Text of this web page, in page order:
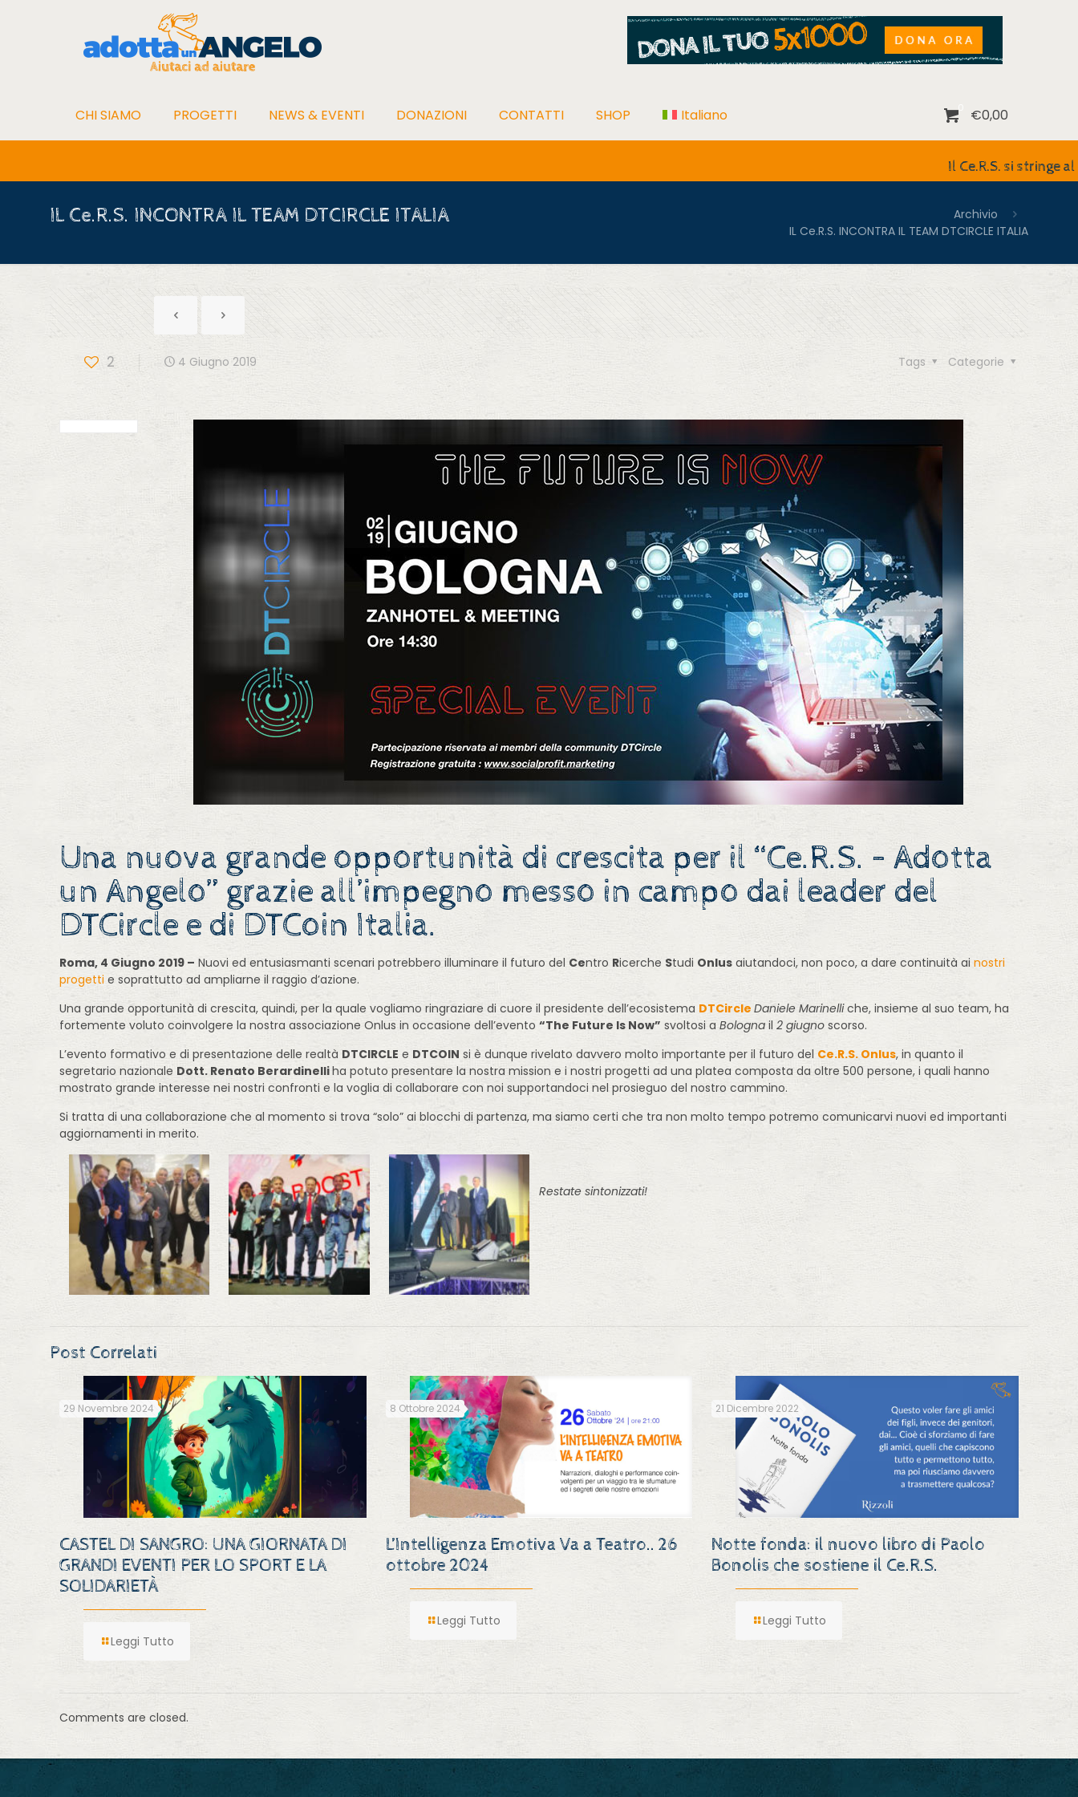
CHI SIAMO PROGETTI NEWS & EVENTI DONAZIONI CONTATTI SHOP Italiano 0 €0,00
Il Ce.R.S. si stringe al Dr.
IL Ce.R.S. INCONTRA IL TEAM DTCIRCLE ITALIA
Archivio
IL Ce.R.S. INCONTRA IL TEAM DTCIRCLE ITALIA
2 4 Giugno 2019 Categorie
Tags
Una nuova grande opportunità di crescita per il “Ce.R.S. – Adotta
un Angelo” grazie all’impegno messo in campo dai leader del
DTCircle e di DTCoin Italia.
Roma, 4 Giugno 2019 – Nuovi ed entusiasmanti scenari potrebbero illuminare il futuro del Centro Ricerche Studi Onlus aiutandoci, non poco, a dare continuità ainostri
progetti e soprattutto ad ampliarne il raggio d’azione.
Una grande opportunità di crescita, quindi, per la quale vogliamo ringraziare di cuore il presidente dell’ecosistema DTCircle Daniele Marinelliche, insieme al suo team, ha
fortemente voluto coinvolgere la nostra associazione Onlus in occasione dell’evento“The Future Is Now” svoltosi aBologna il2 giugno scorso.
L’evento formativo e di presentazione delle realtà DTCIRCLE e DTCOIN si è dunque rivelato davvero molto importante per il futuro del Ce.R.S. Onlus, in quanto il
segretario nazionale Dott. Renato Berardinelliha potuto presentare la nostra mission e i nostri progetti ad una platea composta da oltre 500 persone, i quali hanno
mostrato grande interesse nei nostri confronti e la voglia di collaborare con noi supportandoci nel prosieguo del nostro cammino.
Si tratta di una collaborazione che al momento si trova “solo” ai blocchi di partenza, ma siamo certi che tra non molto tempo potremo comunicarvi nuovi ed importanti
aggiornamenti in merito.
Restate sintonizzati!
Post Correlati
29 Novembre 2024
CASTEL DI SANGRO: UNA GIORNATA DI
GRANDI EVENTI PER LO SPORT E LA
SOLIDARIETÀ
Leggi Tutto
8 Ottobre 2024
L’Intelligenza Emotiva Va a Teatro.. 26
ottobre 2024
Leggi Tutto
21 Dicembre 2022
Notte fonda: il nuovo libro di Paolo
Bonolis che sostiene il Ce.R.S.
Leggi Tutto
Comments are closed.